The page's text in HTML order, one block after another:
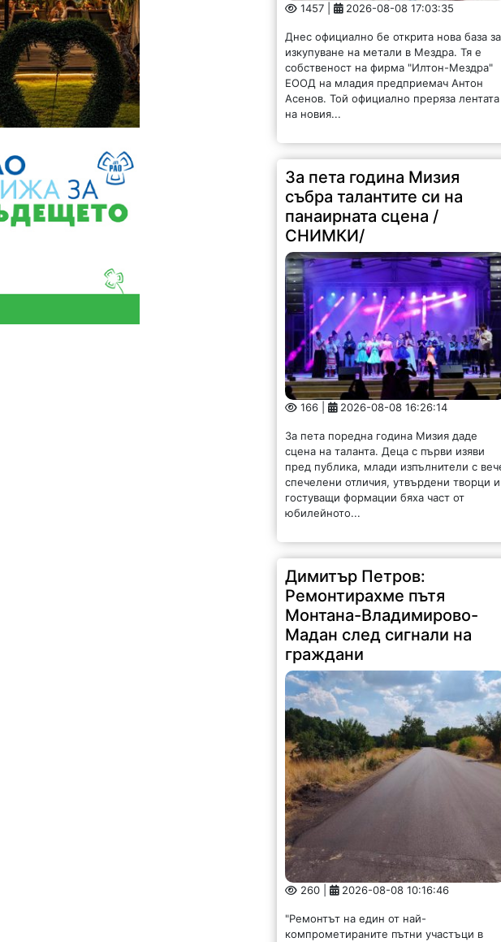
1457 | 2026-08-08 17:03:35
Днес официално бе открита нова база за
изкупуване на метали в Мездра. Тя е
собственост на фирма "Илтон-Мездра"
ЕООД на младия предприемач Антон
Асенов. Той официално преряза лентата
на новия...
За пета година Мизия
събра талантите си на
панаирната сцена /
СНИМКИ/
166 | 2026-08-08 16:26:14
За пета поредна година Мизия даде
сцена на таланта. Деца с първи изяви
пред публика, млади изпълнители с
спечелени отличия, утвърдени творци и
гостуващи формации бяха част от
юбилейното...
Димитър Петров:
Ремонтирахме пътя
Монтана-Владимирово-
Мадан след сигнали на
граждани
260 | 2026-08-08 10:16:46
"Ремонтът на един от най-
компрометираните пътни участъци в